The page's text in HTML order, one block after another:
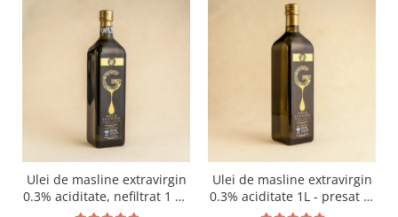
Ulei de masline extravirgin
0.3% aciditate, nefiltrat 1 L -
presat la rece RECOLTA
Ulei de masline extravirgin
0.3% aciditate 1L - presat la
rece RECOLTA NOUA